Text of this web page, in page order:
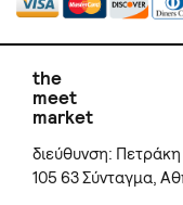
the
meet
market
διεύθυνση: Πετράκη
105 63 Σύνταγμα,